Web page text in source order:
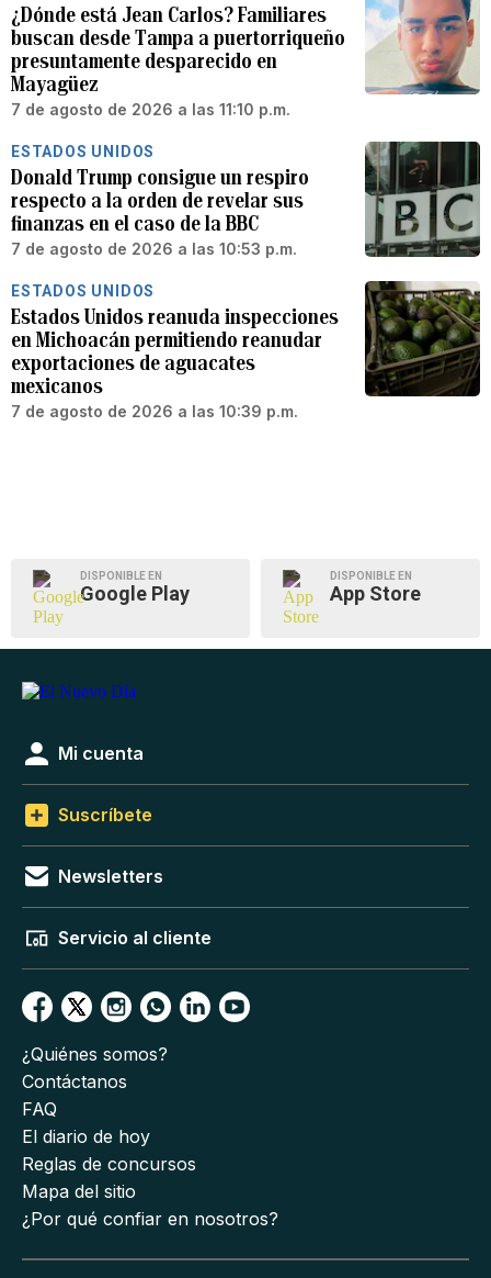
¿Dónde está Jean Carlos? Familiares
buscan desde Tampa a puertorriqueño
presuntamente desparecido en
Mayagüez
7 de agosto de 2026 a las 11:10 p.m.
ESTADOS UNIDOS
Donald Trump consigue un respiro
respecto a la orden de revelar sus
finanzas en el caso de la BBC
7 de agosto de 2026 a las 10:53 p.m.
ESTADOS UNIDOS
Estados Unidos reanuda inspecciones
en Michoacán permitiendo reanudar
exportaciones de aguacates
mexicanos
7 de agosto de 2026 a las 10:39 p.m.
DISPONIBLE EN
Google Play
DISPONIBLE EN
App Store
Mi cuenta
Suscríbete
Newsletters
Servicio al cliente
¿Quiénes somos?
Contáctanos
FAQ
El diario de hoy
Reglas de concursos
Mapa del sitio
¿Por qué confiar en nosotros?